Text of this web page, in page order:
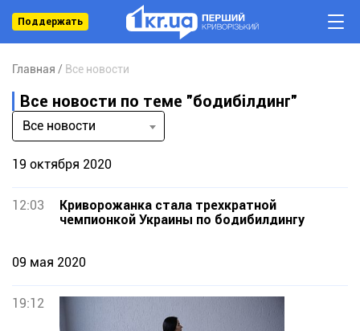
Поддержать
Главная Все новости
Все новости по теме "бодибілдинг"
Все новости
19 октября 2020
12:03
Криворожанка стала трехкратной
чемпионкой Украины по бодибилдингу
09 мая 2020
19:12